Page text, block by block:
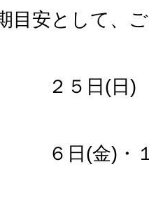
目安として、
２５日(日)
日(金)・１